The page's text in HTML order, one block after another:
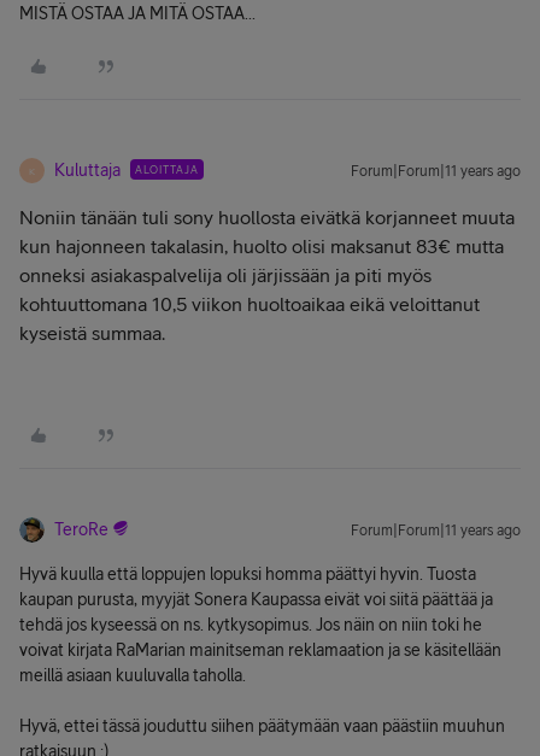
MISTÄ OSTAA JA MITÄ OSTAA...
K Kuluttaja ALOITTAJA Forum|Forum|11 years ago
Noniin tänään tuli sony huollosta eivätkä korjanneet muuta
kun hajonneen takalasin, huolto olisi maksanut 83€ mutta
onneksi asiakaspalvelija oli järjissään ja piti myös
kohtuuttomana 10,5 viikon huoltoaikaa eikä veloittanut
kyseistä summaa.
TeroRe Forum|Forum|11 years ago
Hyvä kuulla että loppujen lopuksi homma päättyi hyvin. Tuosta
kaupan purusta, myyjät Sonera Kaupassa eivät voi siitä päättää ja
tehdä jos kyseessä on ns. kytkysopimus. Jos näin on niin toki he
voivat kirjata RaMarian mainitseman reklamaation ja se käsitellään
meillä asiaan kuuluvalla taholla.
Hyvä, ettei tässä jouduttu siihen päätymään vaan päästiin muuhun
ratkaisuun :)